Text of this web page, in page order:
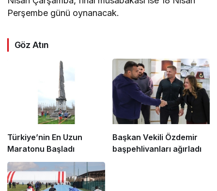
Perşembe günü oynanacak.
Göz Atın
Türkiye’nin En Uzun
Maratonu Başladı
Başkan Vekili Özdemir
başpehlivanları ağırladı